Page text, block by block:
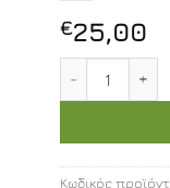
€25,00
Κωδικός